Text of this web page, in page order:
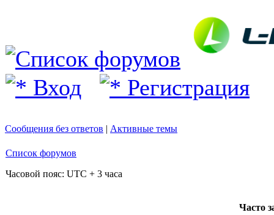
Вход Регистрация
Сообщения без ответов | Активные темы
Список форумов
Часовой пояс: UTC + 3 часа
Часто